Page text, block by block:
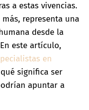
a estas vivencias.
representa una
desde la
este artículo,
en
significa ser
apuntar a